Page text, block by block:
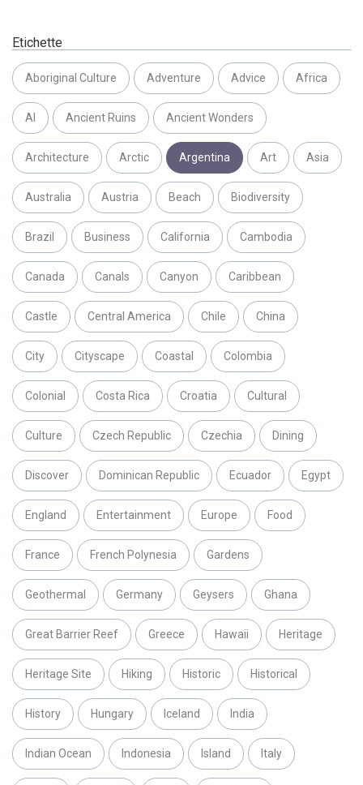
Etichette
Aboriginal Culture Adventure Advice Africa
AI Ancient Ruins Ancient Wonders
Architecture Arctic Argentina Art Asia
Australia Austria Beach Biodiversity
Brazil Business California Cambodia
Canada Canals Canyon Caribbean
Castle Central America Chile China
City Cityscape Coastal Colombia
Colonial Costa Rica Croatia Cultural
Culture Czech Republic Czechia Dining
Discover Dominican Republic Ecuador Egypt
England Entertainment Europe Food
France French Polynesia Gardens
Geothermal Germany Geysers Ghana
Great Barrier Reef Greece Hawaii Heritage
Heritage Site Hiking Historic Historical
History Hungary Iceland India
Indian Ocean Indonesia Island Italy